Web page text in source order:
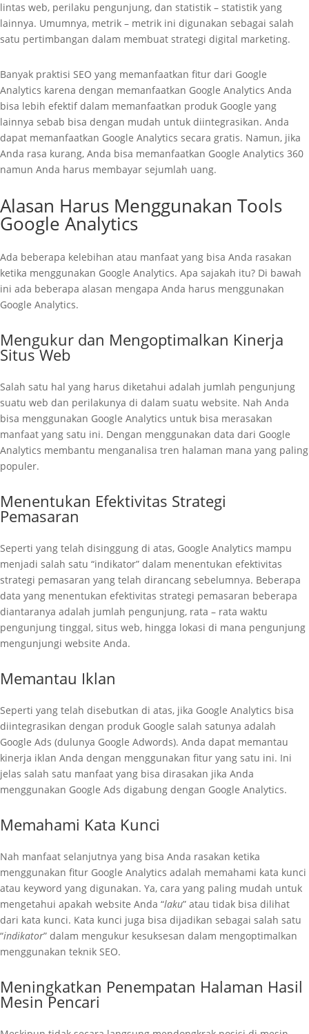
lintas web, perilaku pengunjung, dan statistik – statistik yang
lainnya. Umumnya, metrik – metrik ini digunakan sebagai salah
satu pertimbangan dalam membuat strategi digital marketing.
Banyak praktisi SEO yang memanfaatkan fitur dari Google
Analytics karena dengan memanfaatkan Google Analytics Anda
bisa lebih efektif dalam memanfaatkan produk Google yang
lainnya sebab bisa dengan mudah untuk diintegrasikan. Anda
dapat memanfaatkan Google Analytics secara gratis. Namun, jika
Anda rasa kurang, Anda bisa memanfaatkan Google Analytics 360
namun Anda harus membayar sejumlah uang.
Alasan Harus Menggunakan Tools
Google Analytics
Ada beberapa kelebihan atau manfaat yang bisa Anda rasakan
ketika menggunakan Google Analytics. Apa sajakah itu? Di bawah
ini ada beberapa alasan mengapa Anda harus menggunakan
Google Analytics.
Mengukur dan Mengoptimalkan Kinerja
Situs Web
Salah satu hal yang harus diketahui adalah jumlah pengunjung
suatu web dan perilakunya di dalam suatu website. Nah Anda
bisa menggunakan Google Analytics untuk bisa merasakan
manfaat yang satu ini. Dengan menggunakan data dari Google
Analytics membantu menganalisa tren halaman mana yang paling
populer.
Menentukan Efektivitas Strategi
Pemasaran
Seperti yang telah disinggung di atas, Google Analytics mampu
menjadi salah satu “indikator” dalam menentukan efektivitas
strategi pemasaran yang telah dirancang sebelumnya. Beberapa
data yang menentukan efektivitas strategi pemasaran beberapa
diantaranya adalah jumlah pengunjung, rata – rata waktu
pengunjung tinggal, situs web, hingga lokasi di mana pengunjung
mengunjungi website Anda.
Memantau Iklan
Seperti yang telah disebutkan di atas, jika Google Analytics bisa
diintegrasikan dengan produk Google salah satunya adalah
Google Ads (dulunya Google Adwords). Anda dapat memantau
kinerja iklan Anda dengan menggunakan fitur yang satu ini. Ini
jelas salah satu manfaat yang bisa dirasakan jika Anda
menggunakan Google Ads digabung dengan Google Analytics.
Memahami Kata Kunci
Nah manfaat selanjutnya yang bisa Anda rasakan ketika
menggunakan fitur Google Analytics adalah memahami kata kunci
atau keyword yang digunakan. Ya, cara yang paling mudah untuk
mengetahui apakah website Anda “laku” atau tidak bisa dilihat
dari kata kunci. Kata kunci juga bisa dijadikan sebagai salah satu
“indikator” dalam mengukur kesuksesan dalam mengoptimalkan
menggunakan teknik SEO.
Meningkatkan Penempatan Halaman Hasil
Mesin Pencari